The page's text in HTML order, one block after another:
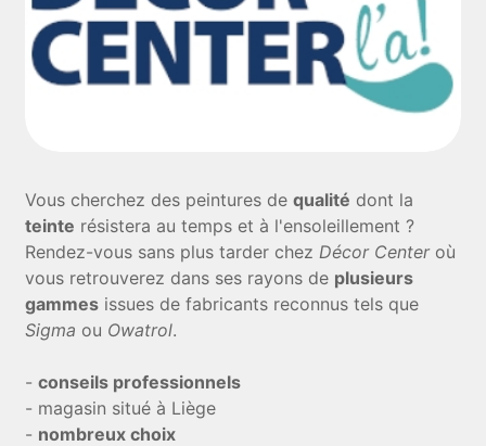
Vous cherchez des peintures dequalité dont la
teinte résistera au temps et à l'ensoleillement ?
Rendez-vous sans plus tarder chezDécor Centeroù
vous retrouverez dans ses rayons de plusieurs
gammes issues de fabricants reconnus tels que
Sigma ou Owatrol.
-conseils professionnels
- magasin situé à Liège
- nombreux choix